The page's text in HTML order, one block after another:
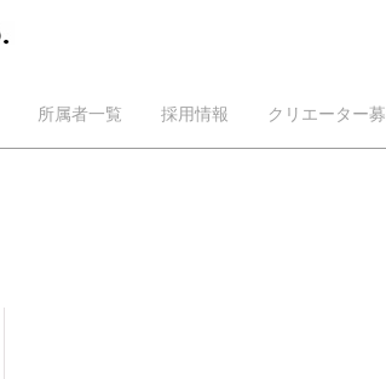
所属者一覧 採用情報 クリエーター